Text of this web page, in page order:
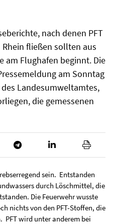
nach denen PFT
fließen sollten aus
am Flughafen beginnt. Die
am Sonntag
Landesumweltamtes,
die gemessenen
sein. Entstanden
durch Löschmittel, die
Die Feuerwehr wusste
nichts von den PFT-Stoffen, die
PFT wird unter anderem bei